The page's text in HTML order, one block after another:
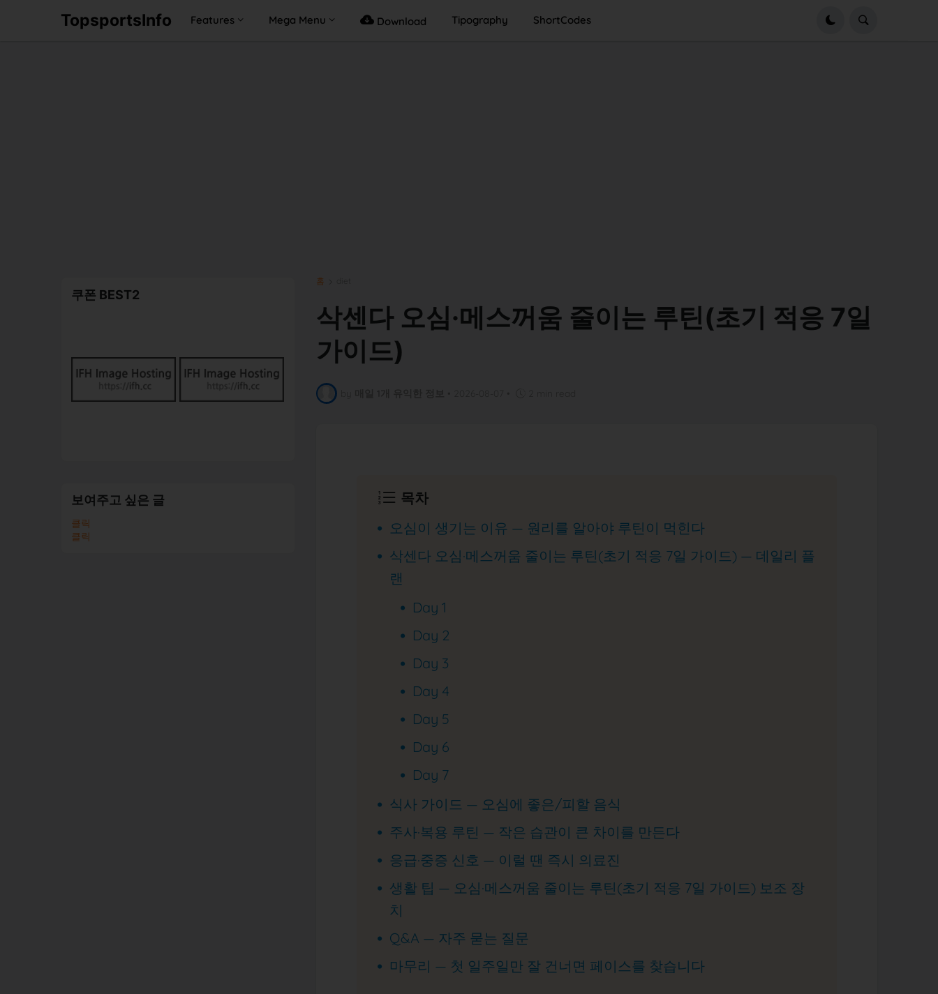
TopsportsInfo Features Mega Menu Download Tipography ShortCodes
홈
삭센다 오심·메스꺼움 줄이는 루틴(초기 적응 7일
가이드)
목차
오심이 생기는 이유 — 원리를 알아야 루틴이 먹힌다
삭센다 오심·메스꺼움 줄이는 루틴(초기 적응 7일 가이드) — 데일리 플
랜
Day 1
Day 2
Day 3
Day 4
Day 5
Day 6
Day 7
식사 가이드 — 오심에 좋은/피할 음식
주사·복용 루틴 — 작은 습관이 큰 차이를 만든다
응급·중증 신호 — 이럴 땐 즉시 의료진
생활 팁 — 오심·메스꺼움 줄이는 루틴(초기 적응 7일 가이드) 보조 장
치
Q&A — 자주 묻는 질문
마무리 — 첫 일주일만 잘 건너면 페이스를 찾습니다
쿠폰 BEST2
보여주고 싶은 글
클릭
클릭